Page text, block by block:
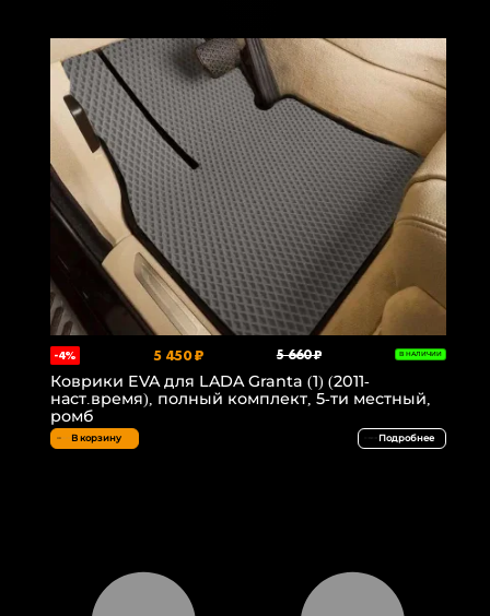
-4% 5 450 ₽ 5 660 ₽ В НАЛИЧИИ
Коврики EVA для LADA Granta (1) (2011-
наст.время), полный комплект, 5-ти местный,
ромб
В корзину Подробнее